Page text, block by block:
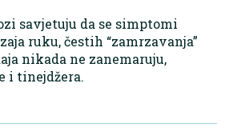
savjetuju da se simptomi
ruku, čestih “zamrzavanja”
nikada ne zanemaruju,
i tinejdžera.